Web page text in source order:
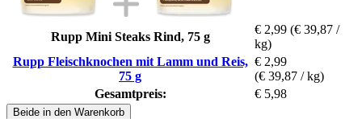
Rupp Mini Steaks Rind, 75 g
€ 2,99 (€ 39,87 /
kg)
Rupp Fleischknochen mit Lamm und Reis,
75 g
€ 2,99
(€ 39,87 / kg)
Gesamtpreis:
€ 5,98
Beide in den Warenkorb